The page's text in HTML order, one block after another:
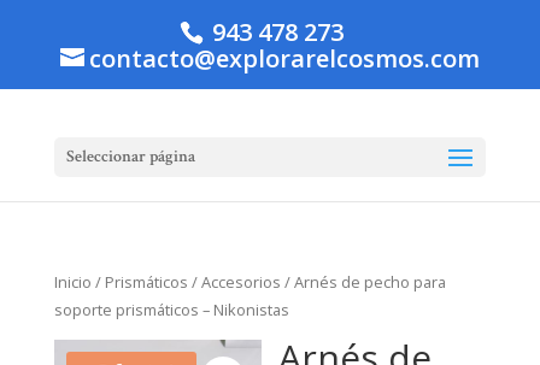
943 478 273
contacto@explorarelcosmos.com
Seleccionar página
Inicio / Prismáticos /Accesorios / Arnés de pecho para
soporte prismáticos – Nikonistas